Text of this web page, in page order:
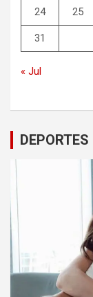
24 25
31
« Jul
DEPORTES